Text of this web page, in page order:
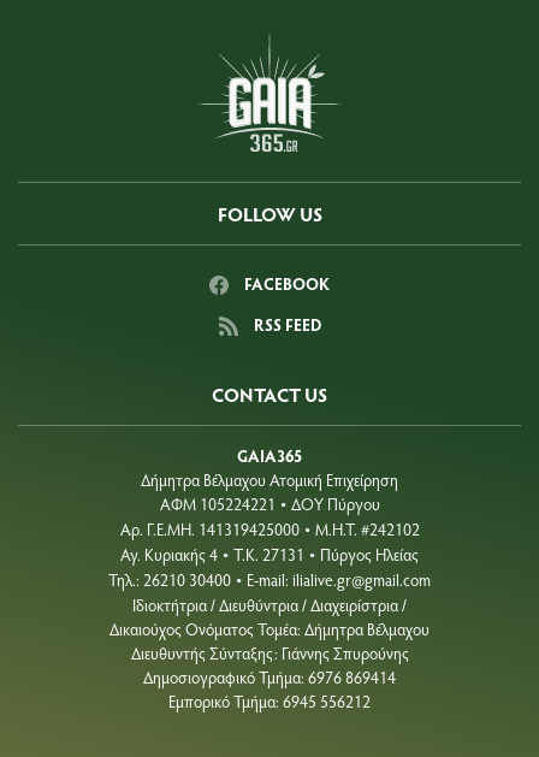
FOLLOW US
FACEBOOK
RSS FEED
CONTACT US
GAIA365
Δήμητρα Βέλμαχου Ατομική Επιχείρηση
ΑΦΜ 105224221 • ΔΟΥ Πύργου
Aρ. Γ.Ε.ΜΗ. 141319425000 • Μ.Η.Τ. #242102
Αγ. Κυριακής 4 • Τ.Κ. 27131 • Πύργος Ηλείας
Τηλ.: 26210 30400 • E-mail: ilialive.gr@gmail.com
Ιδιοκτήτρια / Διευθύντρια / Διαχειρίστρια /
Δικαιούχος Ονόματος Τομέα: Δήμητρα Βέλμαχου
Διευθυντής Σύνταξης: Γιάννης Σπυρούνης
Δημοσιογραφικό Τμήμα: 6976 869414
Εμπορικό Τμήμα: 6945 556212